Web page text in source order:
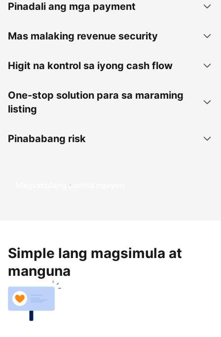
Pinadali ang mga payment
Mas malaking revenue security
Higit na kontrol sa iyong cash flow
One-stop solution para sa maraming
listing
Pinababang risk
Magsimulang kumita ngayon
Simple lang magsimula at
manguna